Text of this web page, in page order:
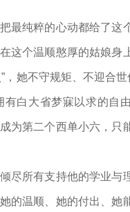
最纯粹的心动都给了这
这个温顺憨厚的姑娘身
她不守规矩、不迎合世
白大省梦寐以求的自
为第二个西单小六，只
尽所有支持他的学业与
的温顺、她的付出、她